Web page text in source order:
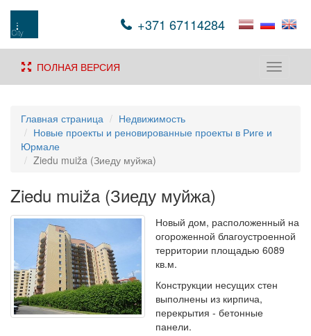
+371 67114284
Toggle
ПОЛНАЯ ВЕРСИЯ
Главная страница
Недвижимость
Новые проекты и реновированные проекты в Риге и
Юрмале
Ziedu muiža (Зиеду муйжа)
Ziedu muiža (Зиеду муйжа)
Новый дом, расположенный на
огороженной благоустроенной
территории площадью 6089
кв.м.
Конструкции несущих стен
выполнены из кирпича,
перекрытия - бетонные
панели.